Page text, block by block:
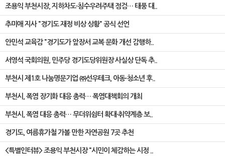
조용익 부천시장, 지하차도·침수우려주택 점검… 태풍 대..
추미애 지사 "경기도 재정 비상 상황" 공식 선언
안민석 교육감 "경기도가 앞장서 교복 문화 개선 감행하..
서영석 국회의원, 민주당 경기도당위원장 사실상 단독 추..
부천시 제1호 나눔명문기업 ㈜선우테크, 아동·청소년 후..
부천시, 폭염 장기화 대응 총력… 폭염대책회의 개최
부천시, 폭염 대응 총력… 무더위쉼터 확대·취약계층 보..
경기도, 여름휴가철 가볼 만한 자연공원 7곳 추천
<특별인터뷰> 조용익 부천시장 "시민이 체감하는 시정 ..